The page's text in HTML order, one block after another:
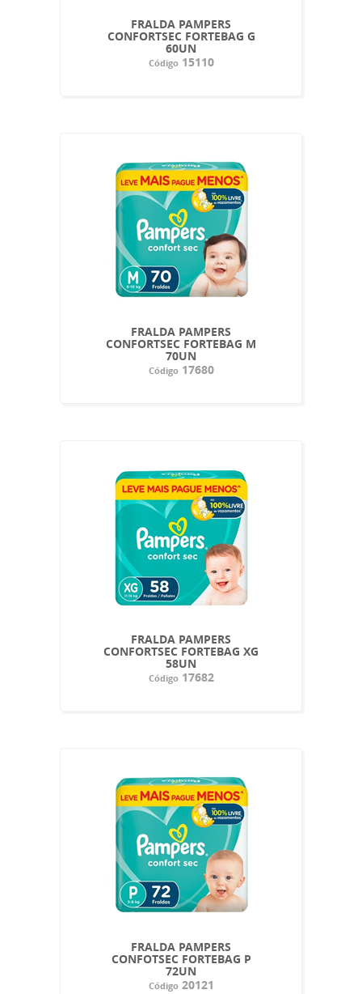
FRALDA PAMPERS
CONFORTSEC FORTEBAG G
60UN
Código15110
FRALDA PAMPERS
CONFORTSEC FORTEBAG M
70UN
Código17680
FRALDA PAMPERS
CONFORTSEC FORTEBAG XG
58UN
Código17682
FRALDA PAMPERS
CONFOTSEC FORTEBAG P
72UN
Código20121